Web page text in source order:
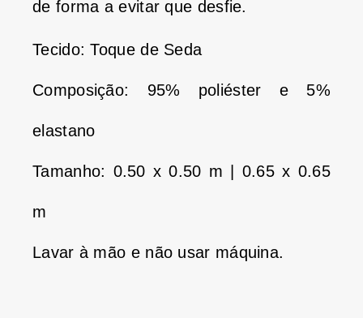
de forma a evitar que desfie.
Tecido: Toque de Seda
Composição: 95% poliéster e 5%
elastano
Tamanho: 0.50 x 0.50 m | 0.65 x 0.65
m
Lavar à mão e não usar máquina.